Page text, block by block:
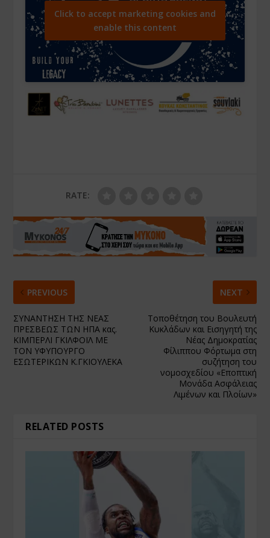
Click to accept marketing cookies and
enable this content
RATE:
PREVIOUS
ΣΥΝΑΝΤΗΣΗ ΤΗΣ ΝΕΑΣ
ΠΡΕΣΒΕΩΣ ΤΩΝ ΗΠΑ κας.
ΚΙΜΠΕΡΛΙ ΓΚΙΛΦΟΪΛ ΜΕ
ΤΟΝ ΥΦΥΠΟΥΡΓΟ
ΕΣΩΤΕΡΙΚΩΝ Κ.ΓΚΙΟΥΛΕΚΑ
NEXT
Τοποθέτηση του Βουλευτή
Κυκλάδων και Εισηγητή της
Νέας Δημοκρατίας
Φίλιππου Φόρτωμα στη
συζήτηση του
νομοσχεδίου «Εποπτική
Μονάδα Ασφάλειας
Λιμένων και Πλοίων»
RELATED POSTS